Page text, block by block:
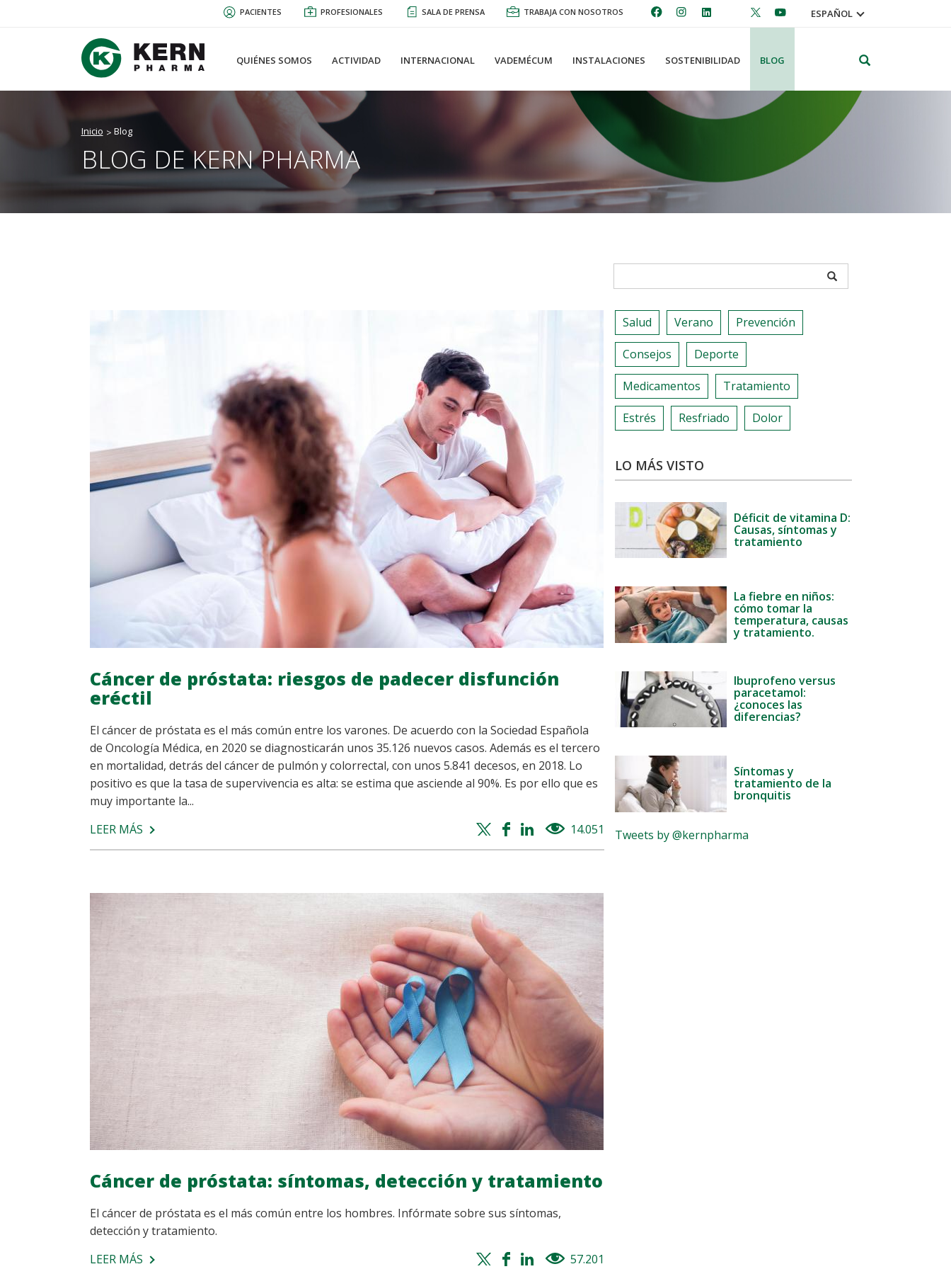
PACIENTES PROFESIONALES SALA DE PRENSA TRABAJA CON NOSOTROS ESPAÑOL
QUIÉNES SOMOS ACTIVIDAD INTERNACIONAL VADEMÉCUM INSTALACIONES SOSTENIBILIDAD BLOG
Inicio Blog
BLOG DE KERN PHARMA
APPLY
Cáncer de próstata: riesgos de padecer disfunción
eréctil
El cáncer de próstata es el más común entre los varones. De acuerdo con la Sociedad Española
de Oncología Médica, en 2020 se diagnosticarán unos 35.126 nuevos casos. Además es el tercero
en mortalidad, detrás del cáncer de pulmón y colorrectal, con unos 5.841 decesos, en 2018. Lo
positivo es que la tasa de supervivencia es alta: se estima que asciende al 90%. Es por ello que es
muy importante la...
LEER MÁS SOBRE
CÁNCER
Twitter
share
Facebook
share
Whatsapp
share
Linkedin
share
14.051 views
Cáncer de próstata: síntomas, detección y tratamiento
El cáncer de próstata es el más común entre los hombres. Infórmate sobre sus síntomas,
detección y tratamiento.
LEER MÁS SOBRE TwitterFacebook
WhatsappLinkedin57.201
Salud Verano Prevención
Consejos Deporte
Medicamentos Tratamiento
Estrés Resfriado Dolor
LO MÁS VISTO
Déficit de vitamina D:
Causas, síntomas y
tratamiento
La fiebre en niños:
cómo tomar la
temperatura, causas
y tratamiento.
Ibuprofeno versus
paracetamol:
¿conoces las
diferencias?
Síntomas y
tratamiento de la
bronquitis
Tweets by @kernpharma